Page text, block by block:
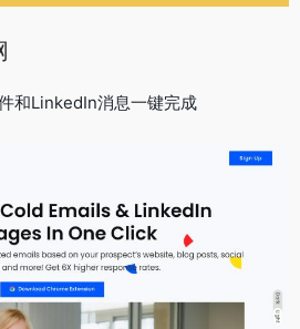
和LinkedIn消息一键完成